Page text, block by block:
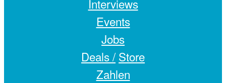
Interviews
Events
Jobs
Deals / Store
Zahlen